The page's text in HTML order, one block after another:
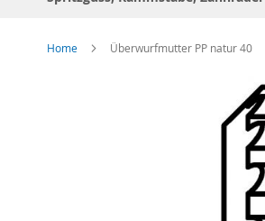
Home Überwurfmutter PP natur 40